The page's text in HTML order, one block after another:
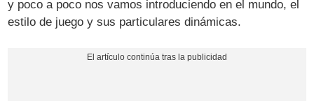
y poco a poco nos vamos introduciendo en el mundo, el
estilo de juego y sus particulares dinámicas.